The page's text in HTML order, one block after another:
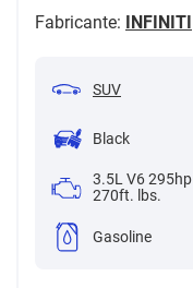
Fabricante:
INFINITI
SUV
Black
3.5L V6 295hp
270ft. lbs.
Gasoline